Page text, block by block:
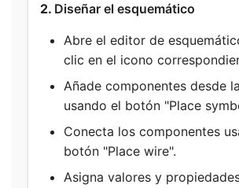
2. Diseñar el esquemático
Abre el editor de
clic en el icono
Añade componentes desde
usando el botón "Place
Conecta los componentes
botón "Place wire".
Asigna valores y